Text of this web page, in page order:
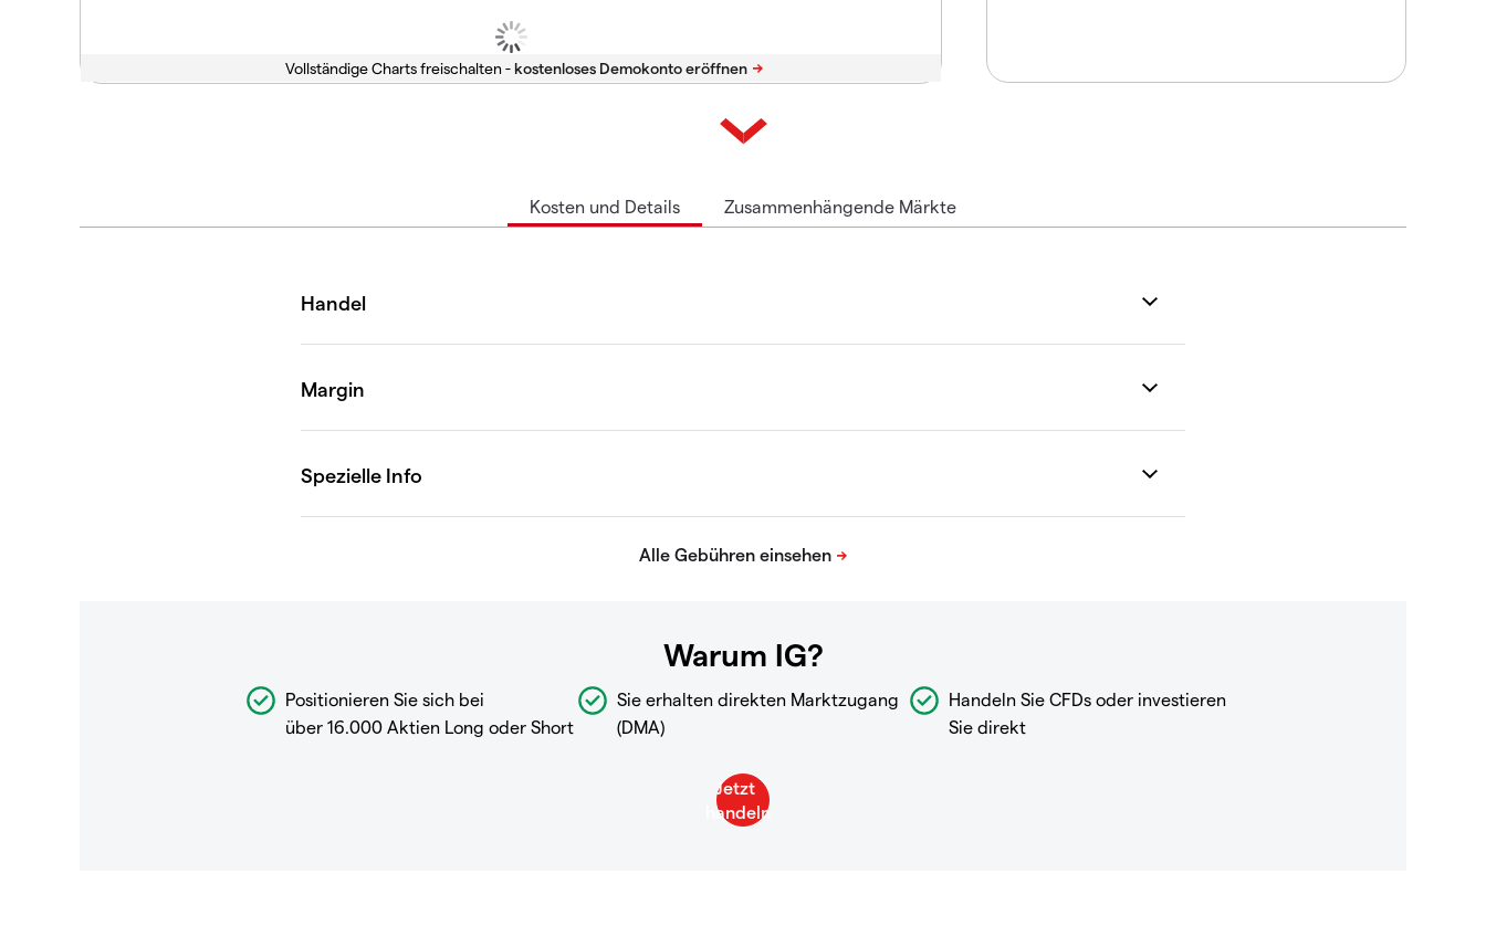
Vollständige Charts freischalten -
Kosten und Details Zusammenhängende Märkte
Warum IG?
Positionieren Sie sich bei
über 16.000 Aktien Long oder Short
Sie erhalten direkten Marktzugang
(DMA)
Handeln Sie CFDs oder investieren
Sie direkt